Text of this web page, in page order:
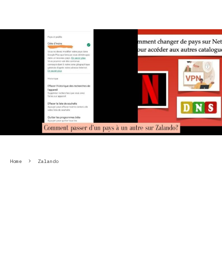
Home Zalando